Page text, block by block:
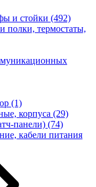
и стойки (492)
полки, термостаты,
(1)
корпуса (29)
панели) (74)
кабели питания